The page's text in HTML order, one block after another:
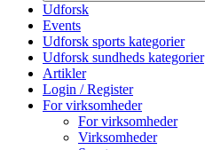
Udforsk
Events
Udforsk sports kategorier
Udforsk sundheds kategorier
Artikler
Login / Register
For virksomheder
For virksomheder
Virksomheder